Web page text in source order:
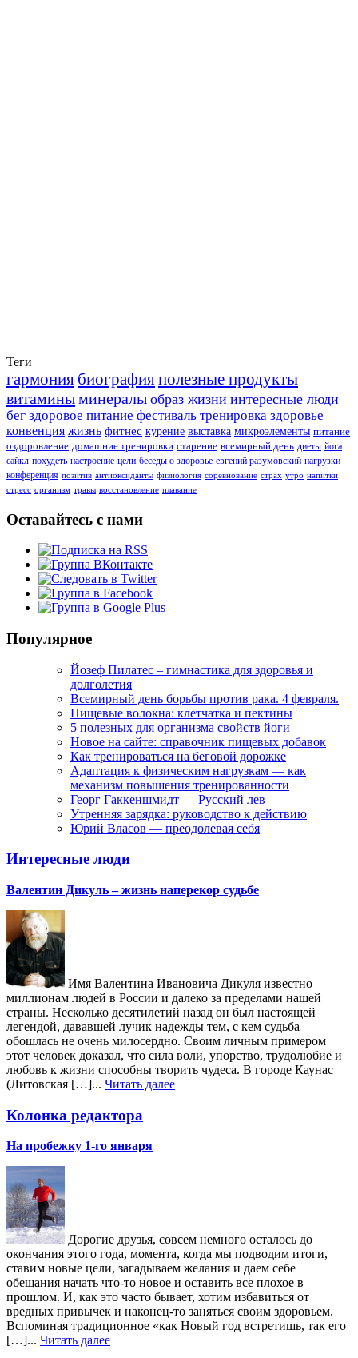
Теги
гармония биографияполезные продукты
витаминыминералы образ жизни интересные люди
бег здоровое питание фестиваль тренировка здоровье
конвенция жизнь фитнес курение выставка микроэлементы питание
оздоровление домашние тренировки старение всемирный день диеты йога
сайкл похудеть настроение цели беседы о здоровье евгений разумовский нагрузки
конференция позитив антиоксиданты физиология соревнование страх утро напитки
стресс организм травы восстановление плавание
Оставайтесь с нами
Популярное
Йозеф Пилатес – гимнастика для здоровья и
долголетия
Всемирный день борьбы против рака. 4 февраля.
Пищевые волокна: клетчатка и пектины
5 полезных для организма свойств йоги
Новое на сайте: справочник пищевых добавок
Как тренироваться на беговой дорожке
Адаптация к физическим нагрузкам — как
механизм повышения тренированности
Георг Гаккеншмидт — Русский лев
Утренняя зарядка: руководство к действию
Юрий Власов — преодолевая себя
Интересные люди
Валентин Дикуль – жизнь наперекор судьбе
Имя Валентина Ивановича Дикуля известно
миллионам людей в России и далеко за пределами нашей
страны. Несколько десятилетий назад он был настоящей
легендой, дававшей лучик надежды тем, с кем судьба
обошлась не очень милосердно. Своим личным примером
этот человек доказал, что сила воли, упорство, трудолюбие и
любовь к жизни способны творить чудеса. В городе Каунас
(Литовская […]... Читать далее
Колонка редактора
На пробежку 1-го января
Дорогие друзья, совсем немного осталось до
окончания этого года, момента, когда мы подводим итоги,
ставим новые цели, загадываем желания и даем себе
обещания начать что-то новое и оставить все плохое в
прошлом. И, как это часто бывает, хотим избавиться от
вредных привычек и наконец-то заняться своим здоровьем.
Вспоминая традиционное «как Новый год встретишь, так его
[…]... Читать далее